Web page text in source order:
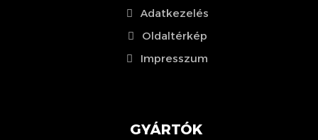
Adatkezelés
Oldaltérkép
Impresszum
GYÁRTÓK